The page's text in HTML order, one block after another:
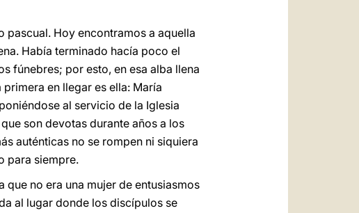
pascual. Hoy encontramos a aquella
Había terminado hacía poco el
fúnebres; por esto, en esa alba llena
en llegar es ella: María
al servicio de la Iglesia
son devotas durante años a los
auténticas no se rompen ni siquiera
para siempre.
que no era una mujer de entusiasmos
al lugar donde los discípulos se